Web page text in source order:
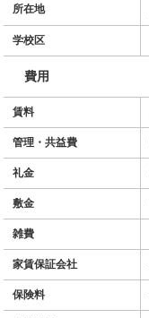
所在地
学校区
費用
賃料
管理・共益費
礼金
敷金
雑費
家賃保証会社
保険料